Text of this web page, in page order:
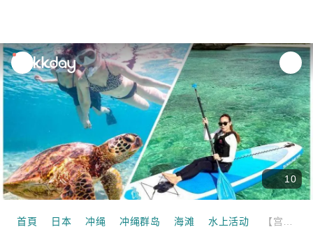
unread
notifications
10
首頁 日本 冲绳 冲绳群岛 海滩 水上活动